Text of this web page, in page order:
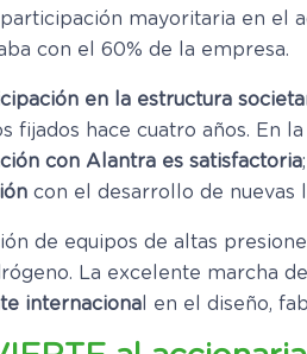
mayoritaria en el
con el 60% de la empresa.
en la estructura
fijados hace cuatro años. En
con Alantra es satisfactoria
con el desarrollo de nuevas
de equipos de altas
La excelente marcha
internaciona l en el diseño,